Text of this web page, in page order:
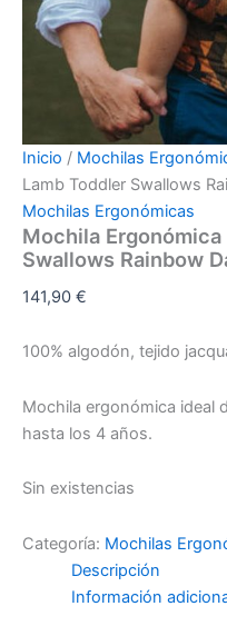
Inicio / Mochilas
Lamb Toddler Swallows
Mochilas Ergonómicas
Mochila
Swallows Rainbow
141,90 €
100% algodón, tejido
Mochila ergonómica ideal
hasta los 4 años.
Sin existencias
Categoría: Mochilas
Descripción
Información